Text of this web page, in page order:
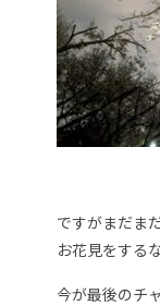
ですがまだま
お花見をする
今が最後のチ